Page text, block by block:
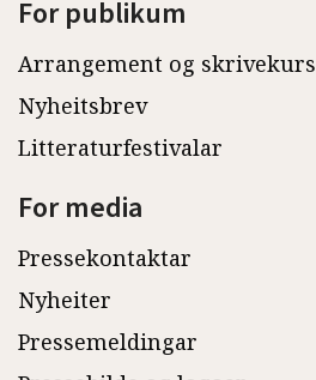
For publikum
Arrangement og skrivekurs
Nyheitsbrev
Litteraturfestivalar
For media
Pressekontaktar
Nyheiter
Pressemeldingar